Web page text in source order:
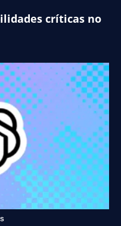
críticas no